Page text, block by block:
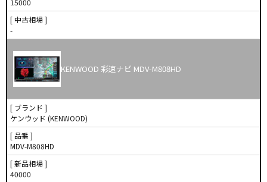
15000
[ 中古相場 ]
-
KENWOOD 彩速ナビ MDV-M808HD
[ ブランド ]
ケンウッド (KENWOOD)
[ 品番 ]
MDV-M808HD
[ 新品相場 ]
40000